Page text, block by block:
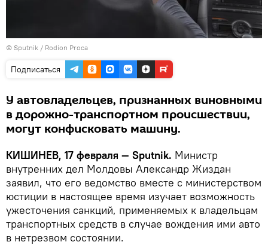
© Sputnik / Rodion Proca
Подписаться
У автовладельцев, признанных виновными
в дорожно-транспортном происшествии,
могут конфисковать машину.
КИШИНЕВ, 17 февраля — Sputnik. Министр
внутренних дел Молдовы Александр Жиздан
заявил, что его ведомство вместе с министерством
юстиции в настоящее время изучает возможность
ужесточения санкций, применяемых к владельцам
транспортных средств в случае вождения ими авто
в нетрезвом состоянии.